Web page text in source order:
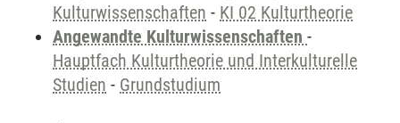
Kulturwissenschaften - KI 02 Kulturtheorie
Angewandte Kulturwissenschaften -
Hauptfach Kulturtheorie und Interkulturelle
Studien - Grundstudium